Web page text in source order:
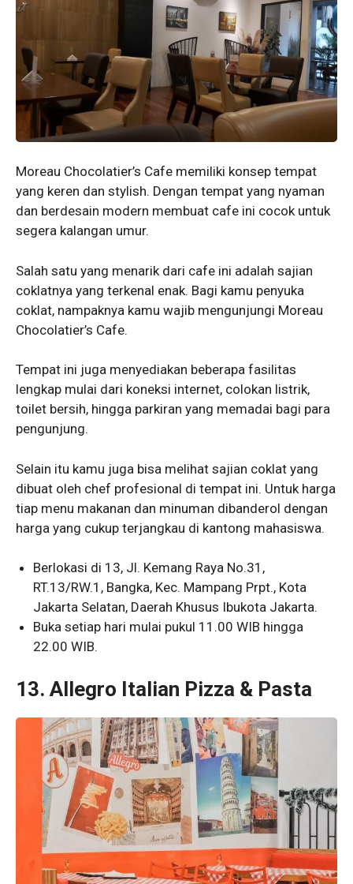
Moreau Chocolatier’s Cafe memiliki konsep tempat
yang keren dan stylish. Dengan tempat yang nyaman
dan berdesain modern membuat cafe ini cocok untuk
segera kalangan umur.
Salah satu yang menarik dari cafe ini adalah sajian
coklatnya yang terkenal enak. Bagi kamu penyuka
coklat, nampaknya kamu wajib mengunjungi Moreau
Chocolatier’s Cafe.
Tempat ini juga menyediakan beberapa fasilitas
lengkap mulai dari koneksi internet, colokan listrik,
toilet bersih, hingga parkiran yang memadai bagi para
pengunjung.
Selain itu kamu juga bisa melihat sajian coklat yang
dibuat oleh chef profesional di tempat ini. Untuk harga
tiap menu makanan dan minuman dibanderol dengan
harga yang cukup terjangkau di kantong mahasiswa.
Berlokasi di 13, Jl. Kemang Raya No.31,
RT.13/RW.1, Bangka, Kec. Mampang Prpt., Kota
Jakarta Selatan, Daerah Khusus Ibukota Jakarta.
Buka setiap hari mulai pukul 11.00 WIB hingga
22.00 WIB.
13. Allegro Italian Pizza & Pasta